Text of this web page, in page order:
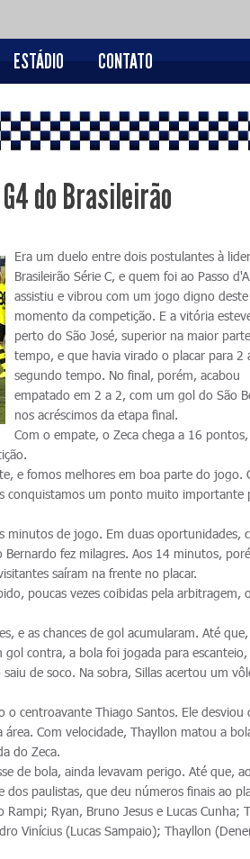
ESTÁDIO CONTATO
do Brasileirão
Era um duelo entre dois postulantes à
Brasileirão Série C, e quem foi ao Passo
assistiu e vibrou com um jogo digno deste
momento da competição. E a vitória
perto do São José, superior na maior
tempo, e que havia virado o placar para 2
segundo tempo. No final, porém, acabou
empatado em 2 a 2, com um gol do São
nos acréscimos da etapa final.
Com o empate, o Zeca chega a 16
e fomos melhores em boa parte do jogo.
conquistamos um ponto muito importante
minutos de jogo. Em duas oportunidades,
fez milagres. Aos 14 minutos,
saíram na frente no placar.
poucas vezes coibidas pela arbitragem,
e as chances de gol acumularam. Até
contra, a bola foi jogada para escanteio,
de soco. Na sobra, Sillas acertou um
o centroavante Thiago Santos. Ele desviou
Com velocidade, Thayllon matou a
do Zeca.
de bola, ainda levavam perigo. Até que,
paulistas, que deu números finais ao
Ryan, Bruno Jesus e Lucas Cunha;
Vinícius (Lucas Sampaio); Thayllon